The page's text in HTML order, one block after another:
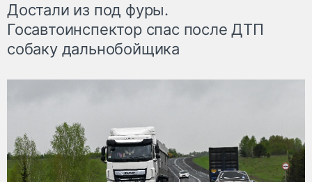
Достали из под фуры.
Госавтоинспектор спас после ДТП
собаку дальнобойщика